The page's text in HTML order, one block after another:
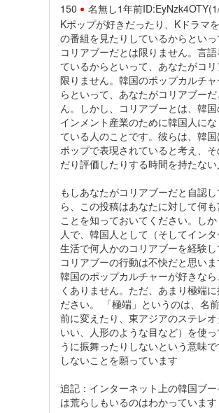
150 名無し1年前
Kポップが好きだったり、Kドラマ
の番組を見たりしているからとい
コリアブーだとは限りません。言
ているからといって、あなたがコ
限りません。韓国のポップカルチ
らといって、あなたがコリアブー
ん。しかし、コリアブーとは、韓
インメント産業のために韓国人に
ている人のことです。彼らは、韓
ポップで表現されていると考え、
だり評価したりする時間を持たない
もしあなたがコリアブーだと自認
ら、この投稿はあなたに対して何
ことを知っておいてください。し
人で、韓国人として（そしてイン
生活で何人かのコリアブーを経験し
コリアブーの行動は不快だと思い
韓国のポップカルチャーが好きな
くありません。ただ、あまり極端に
ださい。 「極端」というのは、名
前に変えたり、東アジアのステレ
いい、人形のような目など）を使
うに振舞ったりしないという意味
しないことを願っています
追記：インターネット上の韓国ブ
は荒らしもいるのはわかっています